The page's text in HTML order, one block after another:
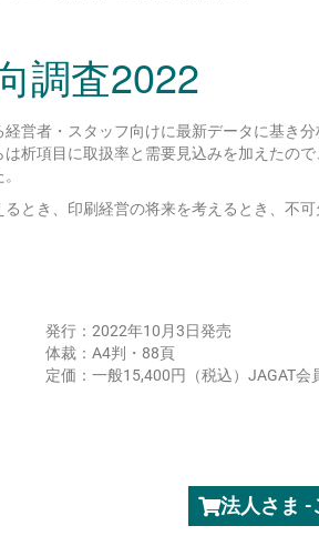
調査2022
営者・スタッフ向けに最新データに基き
析項目に取扱率と需要見込みを加えたの
とき、印刷経営の将来を考えるとき、不可
発行：2022年10月3日発売
体裁：A4判・88頁
定価：一般15,400円（税込）JAGAT会
法人さま